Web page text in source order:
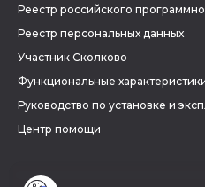
Реестр российского
Реестр персональных данных
Участник Сколково
Функциональные
Руководство по установке и
Центр помощи